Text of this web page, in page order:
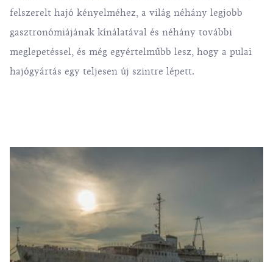
felszerelt hajó kényelméhez, a világ néhány legjobb
gasztronómiájának kínálatával és néhány további
meglepetéssel, és még egyértelműbb lesz, hogy a pulai
hajógyártás egy teljesen új szintre lépett.